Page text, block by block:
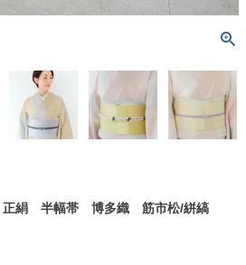
正絹 半幅帯 博多織 筋市松/絣縞